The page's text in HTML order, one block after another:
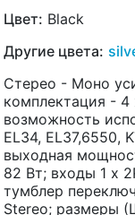
Цвет: Black
Другие цвета:
Стерео - Моно
комплектация - 4
возможность
EL34, EL37,6550,
выходная
82 Вт; входы 1 х
тумблер
Stereo; размеры